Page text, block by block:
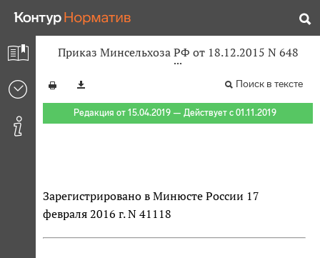
Приказ Минсельхоза РФ от 18.12.2015 N 648
Поиск в тексте
Редакция от 15.04.2019 — Действует с 01.11.2019
Зарегистрировано в Минюсте России 17
февраля 2016 г. N 41118